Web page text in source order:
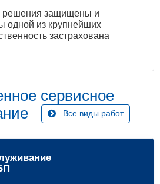
решения защищены и
одной из крупнейших
застрахована
сервисное
Все виды работ